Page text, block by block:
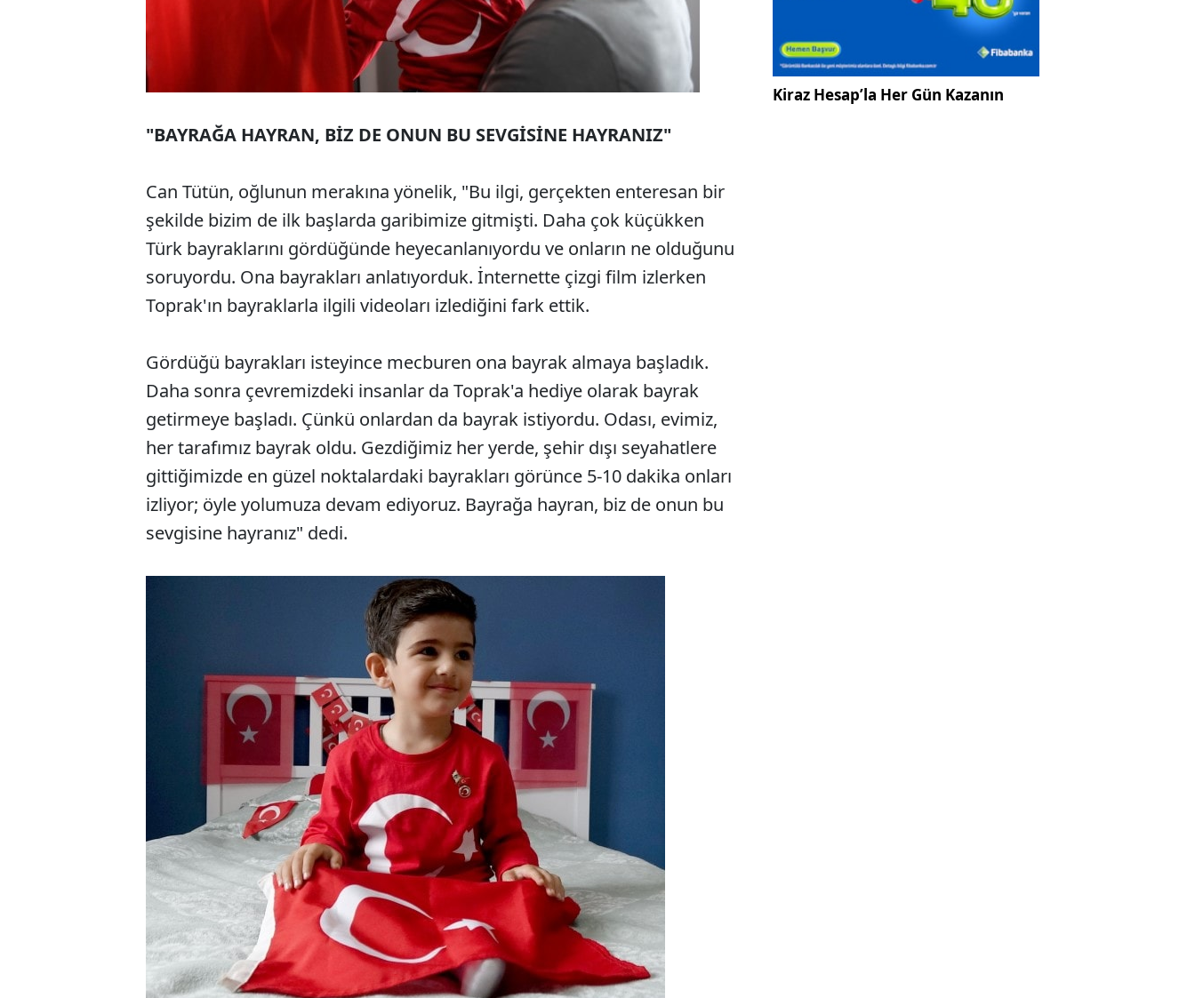
"BAYRAĞA HAYRAN, BİZ DE ONUN BU SEVGİSİNE HAYRANIZ"
Can Tütün, oğlunun merakına yönelik, "Bu ilgi, gerçekten enteresan bir
şekilde bizim de ilk başlarda garibimize gitmişti. Daha çok küçükken
Türk bayraklarını gördüğünde heyecanlanıyordu ve onların ne olduğunu
soruyordu. Ona bayrakları anlatıyorduk. İnternette çizgi film izlerken
Toprak'ın bayraklarla ilgili videoları izlediğini fark ettik.
Gördüğü bayrakları isteyince mecburen ona bayrak almaya başladık.
Daha sonra çevremizdeki insanlar da Toprak'a hediye olarak bayrak
getirmeye başladı. Çünkü onlardan da bayrak istiyordu. Odası, evimiz,
her tarafımız bayrak oldu. Gezdiğimiz her yerde, şehir dışı seyahatlere
gittiğimizde en güzel noktalardaki bayrakları görünce 5-10 dakika onları
izliyor; öyle yolumuza devam ediyoruz. Bayrağa hayran, biz de onun bu
sevgisine hayranız" dedi.
Kiraz Hesap’la Her Gün Kazanın